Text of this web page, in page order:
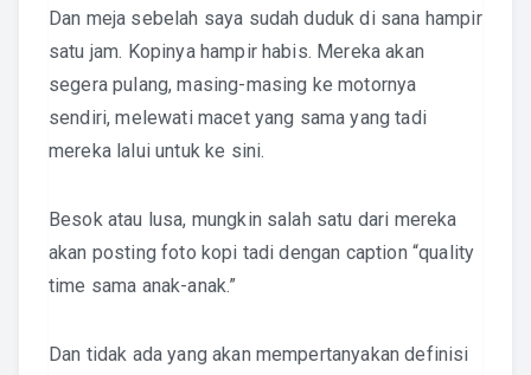
Dan meja sebelah saya sudah duduk di sana hampir
satu jam. Kopinya hampir habis. Mereka akan
segera pulang, masing-masing ke motornya
sendiri, melewati macet yang sama yang tadi
mereka lalui untuk ke sini.
Besok atau lusa, mungkin salah satu dari mereka
akan posting foto kopi tadi dengan caption “quality
time sama anak-anak.”
Dan tidak ada yang akan mempertanyakan definisi